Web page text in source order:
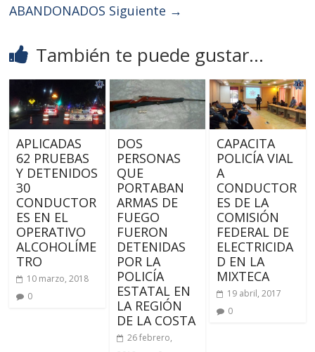
ABANDONADOS Siguiente →
También te puede gustar...
APLICADAS
62 PRUEBAS
Y DETENIDOS
30
CONDUCTOR
ES EN EL
OPERATIVO
ALCOHOLÍME
TRO
10 marzo, 2018
0
DOS
PERSONAS
QUE
PORTABAN
ARMAS DE
FUEGO
FUERON
DETENIDAS
POR LA
POLICÍA
ESTATAL EN
LA REGIÓN
DE LA COSTA
26 febrero,
CAPACITA
POLICÍA VIAL
A
CONDUCTOR
ES DE LA
COMISIÓN
FEDERAL DE
ELECTRICIDA
D EN LA
MIXTECA
19 abril, 2017
0